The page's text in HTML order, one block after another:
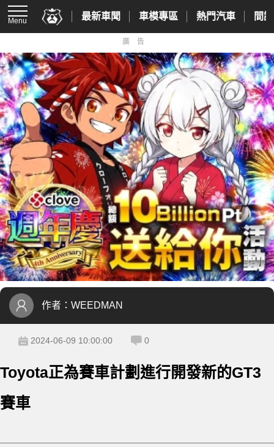
Menu 最新車聞 車模專區 熱門汽車 間
廣告
作者： WEEDMAN
2024-06-09 10:00:00 0
Toyota正為賽車計劃進行開發新的GT3
賽車